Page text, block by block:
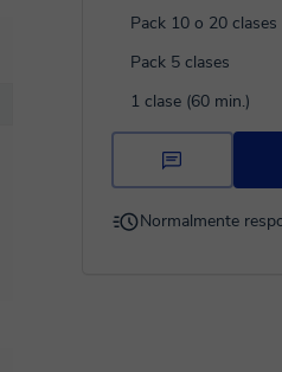
Pack 10 o 20 clases
Pack 5 clases
1 clase (60 min.)
Normalmente